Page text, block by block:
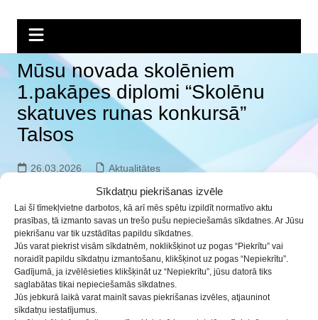
Sīkdatņu piekrišanas izvēle
Lai šī tīmekļvietne darbotos, kā arī mēs spētu izpildīt normatīvo aktu
prasības, tā izmanto savas un trešo pušu nepieciešamās sīkdatnes. Ar Jūsu
piekrišanu var tik uzstādītas papildu sīkdatnes.
Jūs varat piekrist visām sīkdatnēm, noklikšķinot uz pogas “Piekrītu” vai
noraidīt papildu sīkdatņu izmantošanu, klikšķinot uz pogas “Nepiekrītu”.
Gadījumā, ja izvēlēsieties klikšķināt uz “Nepiekrītu”, jūsu datorā tiks
saglabātas tikai nepieciešamās sīkdatnes.
Jūs jebkurā laikā varat mainīt savas piekrišanas izvēles, atjauninot
sīkdatņu iestatījumus.
Mūsu novada skolēniem
1.pakāpes diplomi “Skolēnu
skatuves runas konkursā”
Talsos
26.03.2026 Aktualitātes
24.martā Talsu BJC notika Augškurzemes vēsturiskā
novadaSkolēnu skatuves runaskonkurss. Tajā
Saldus novadu pārstāvēja:
Daumants Cielava/Druvas vidusskola, sk.
Sandra Vlasova/;
Adrians Vitkauskis/Saldus vidusskola, sk.
Sandra Laure/;